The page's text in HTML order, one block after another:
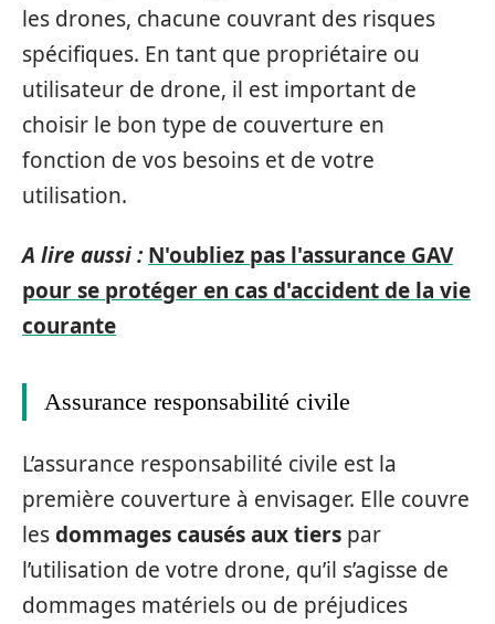
les drones, chacune couvrant des risques
spécifiques. En tant que propriétaire ou
utilisateur de drone, il est important de
choisir le bon type de couverture en
fonction de vos besoins et de votre
utilisation.
A lire aussi : N'oubliez pas l'assurance GAV
pour se protéger en cas d'accident de la vie
courante
Assurance responsabilité civile
L’assurance responsabilité civile est la
première couverture à envisager. Elle couvre
lesdommages causés aux tiers par
l’utilisation de votre drone, qu’il s’agisse de
dommages matériels ou de préjudices